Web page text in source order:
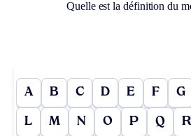
Quelle est la définition du
A B C D E F G
L M N O P Q R